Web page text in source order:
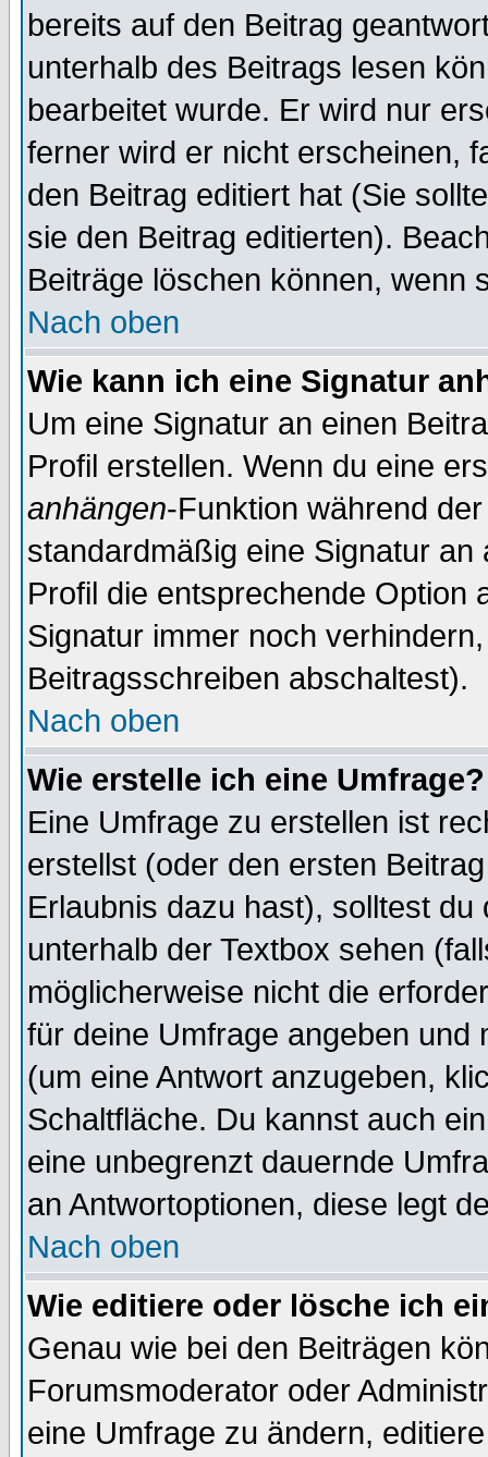
bereits auf den Beitrag
unterhalb des Beitrags lesen
bearbeitet wurde. Er wird nur
ferner wird er nicht erscheinen,
den Beitrag editiert hat (Sie
sie den Beitrag editierten).
Beiträge löschen können, wenn
Nach oben
Wie kann ich eine Signatur
Um eine Signatur an einen
Profil erstellen. Wenn du eine
anhängen-Funktion während
standardmäßig eine Signatur
Profil die entsprechende Option
Signatur immer noch
Beitragsschreiben abschaltest).
Nach oben
Wie erstelle ich eine Umfrage?
Eine Umfrage zu erstellen ist
erstellst (oder den ersten
Erlaubnis dazu hast), solltest
unterhalb der Textbox sehen
möglicherweise nicht die
für deine Umfrage angeben und
(um eine Antwort anzugeben,
Schaltfläche. Du kannst auch
eine unbegrenzt dauernde
an Antwortoptionen, diese legt
Nach oben
Wie editiere oder lösche ich
Genau wie bei den Beiträgen
Forumsmoderator oder
eine Umfrage zu ändern,